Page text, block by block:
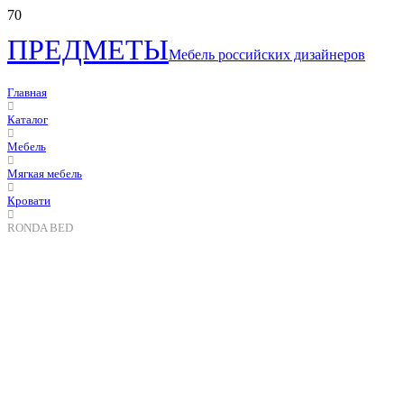
ПРЕДМЕТЫМебель российских дизайнеров
Главная
Каталог
Мебель
Мягкая мебель
Кровати
RONDA BED